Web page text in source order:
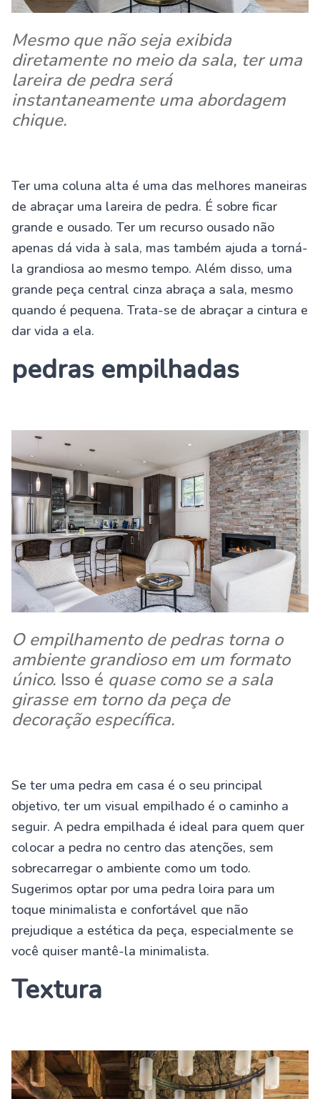
Mesmo que não seja exibida
diretamente no meio da sala, ter uma
lareira de pedra será
instantaneamente uma abordagem
chique.
Ter uma coluna alta é uma das melhores maneiras
de abraçar uma lareira de pedra. É sobre ficar
grande e ousado. Ter um recurso ousado não
apenas dá vida à sala, mas também ajuda a torná-
la grandiosa ao mesmo tempo. Além disso, uma
grande peça central cinza abraça a sala, mesmo
quando é pequena. Trata-se de abraçar a cintura e
dar vida a ela.
pedras empilhadas
O empilhamento de pedras torna o
ambiente grandioso em um formato
único. Isso é quase como se a sala
girasse em torno da peça de
decoração específica.
Se ter uma pedra em casa é o seu principal
objetivo, ter um visual empilhado é o caminho a
seguir. A pedra empilhada é ideal para quem quer
colocar a pedra no centro das atenções, sem
sobrecarregar o ambiente como um todo.
Sugerimos optar por uma pedra loira para um
toque minimalista e confortável que não
prejudique a estética da peça, especialmente se
você quiser mantê-la minimalista.
Textura